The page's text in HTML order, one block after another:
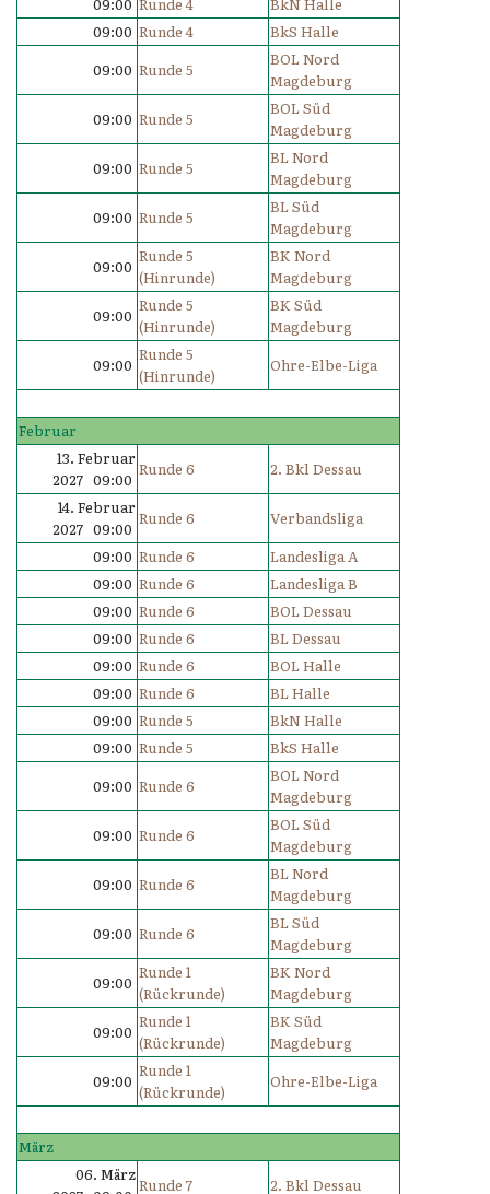
09:00 Runde 4
BkS Halle
09:00 Runde 5
BOL Nord
Magdeburg
09:00 Runde 5
BOL Süd
Magdeburg
09:00 Runde 5
BL Nord
Magdeburg
09:00 Runde 5
BL Süd
Magdeburg
09:00
Runde 5
(Hinrunde)
BK Nord
Magdeburg
09:00
Runde 5
(Hinrunde)
BK Süd
Magdeburg
09:00
Runde 5
(Hinrunde)
Ohre-Elbe-Liga
Februar
13. Februar
2027 09:00
Runde 6
2. Bkl Dessau
14. Februar
2027 09:00
Runde 6
Verbandsliga
09:00 Runde 6
Landesliga A
09:00 Runde 6
Landesliga B
09:00 Runde 6
BOL Dessau
09:00 Runde 6
BL Dessau
09:00 Runde 6
BOL Halle
09:00 Runde 6
BL Halle
09:00 Runde 5
BkN Halle
09:00 Runde 5
BkS Halle
09:00 Runde 6
BOL Nord
Magdeburg
09:00 Runde 6
BOL Süd
Magdeburg
09:00 Runde 6
BL Nord
Magdeburg
09:00 Runde 6
BL Süd
Magdeburg
09:00
Runde 1
(Rückrunde)
BK Nord
Magdeburg
09:00
Runde 1
(Rückrunde)
BK Süd
Magdeburg
09:00
Runde 1
(Rückrunde)
Ohre-Elbe-Liga
März
06. März
Runde 7
2. Bkl Dessau